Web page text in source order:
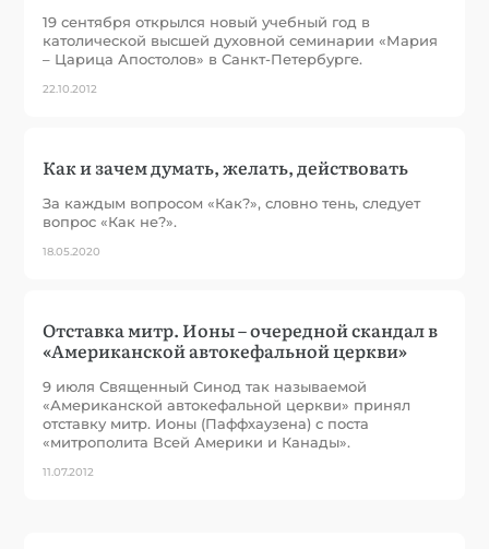
19 сентября открылся новый учебный год в
католической высшей духовной семинарии «Мария
– Царица Апостолов» в Санкт-Петербурге.
22.10.2012
Как и зачем думать, желать, действовать
За каждым вопросом «Как?», словно тень, следует
вопрос «Как не?».
18.05.2020
Отставка митр. Ионы – очередной скандал в
«Американской автокефальной церкви»
9 июля Священный Синод так называемой
«Американской автокефальной церкви» принял
отставку митр. Ионы (Паффхаузена) с поста
«митрополита Всей Америки и Канады».
11.07.2012